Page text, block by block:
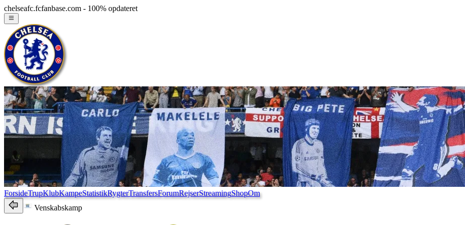
chelseafc.fcfanbase.com - 100% opdateret
ForsideTrupKlubKampeStatistikRygterTransfersForumRejserStreamingShopOm
Venskabskamp